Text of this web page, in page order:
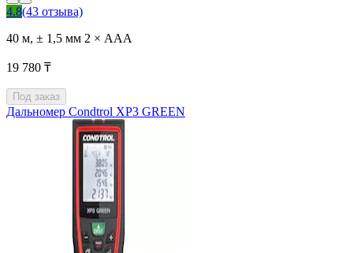
4.8(43 отзыва)
40 м, ± 1,5 мм 2 × AAA
19 780 ₸
Под заказ
Дальномер Condtrol XP3 GREEN